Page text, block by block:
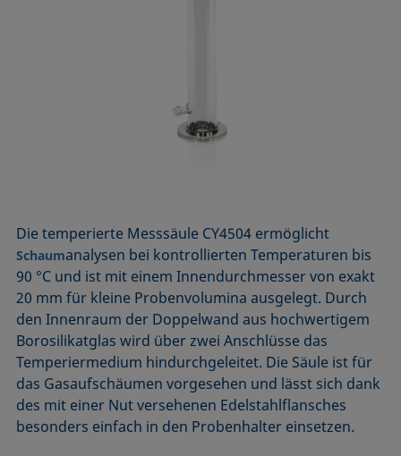
Die temperierte Messsäule CY4504 ermöglicht
Schaum­analysen bei kontrollierten Temperaturen bis
90 °C und ist mit einem Innendurchmesser von exakt
20 mm für kleine Probenvolumina ausgelegt. Durch
den Innenraum der Doppelwand aus hochwertigem
Borosilikatglas wird über zwei Anschlüsse das
Temperiermedium hindurchgeleitet. Die Säule ist für
das Gasaufschäumen vorgesehen und lässt sich dank
des mit einer Nut versehenen Edelstahlflansches
besonders einfach in den Probenhalter einsetzen.